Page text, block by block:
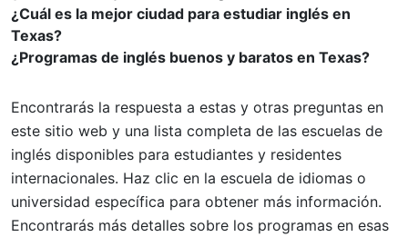
¿Cuál es la mejor ciudad para estudiar inglés en
Texas?
¿Programas de inglés buenos y baratos en Texas?
Encontrarás la respuesta a estas y otras preguntas en
este sitio web y una lista completa de las escuelas de
inglés disponibles para estudiantes y residentes
internacionales. Haz clic en la escuela de idiomas o
universidad específica para obtener más información.
Encontrarás más detalles sobre los programas en esas